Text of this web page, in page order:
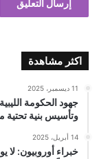
اكثر مشاهدة
11 ديسمبر، 2025
جهود الحكومة
وتأسيس بنية تحتية
14 أبريل، 2025
خبراء أوروبيون: لا